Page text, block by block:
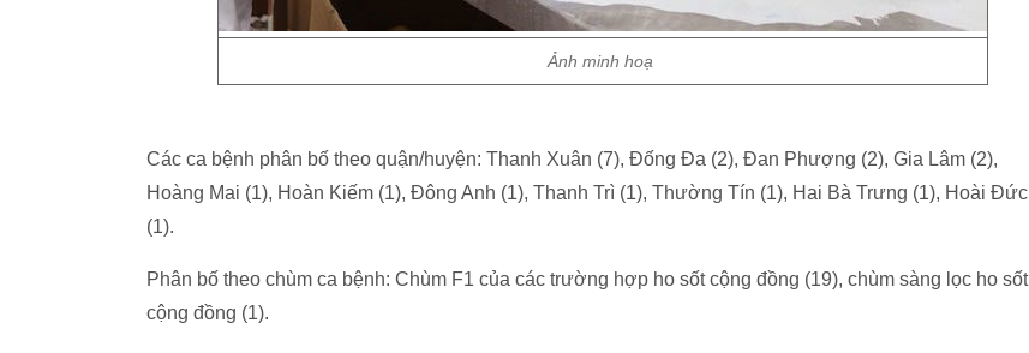
Ảnh minh hoạ
Các ca bệnh phân bố theo quận/huyện: Thanh Xuân (7), Đống Đa (2), Đan Phượng (2), Gia Lâm (2),
Hoàng Mai (1), Hoàn Kiếm (1), Đông Anh (1), Thanh Trì (1), Thường Tín (1), Hai Bà Trưng (1), Hoài Đức
(1).
Phân bố theo chùm ca bệnh: Chùm F1 của các trường hợp ho sốt cộng đồng (19), chùm sàng lọc ho sốt
cộng đồng (1).